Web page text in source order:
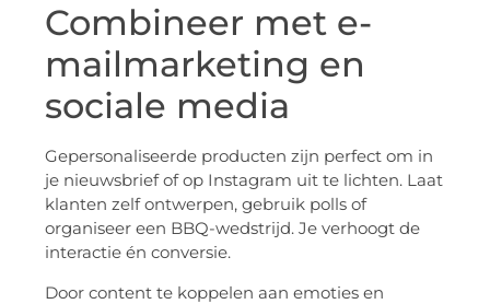
Combineer met e-
mailmarketing en
sociale media
Gepersonaliseerde producten zijn perfect om in
je nieuwsbrief of op Instagram uit te lichten. Laat
klanten zelf ontwerpen, gebruik polls of
organiseer een BBQ-wedstrijd. Je verhoogt de
interactie én conversie.
Door content te koppelen aan emoties en